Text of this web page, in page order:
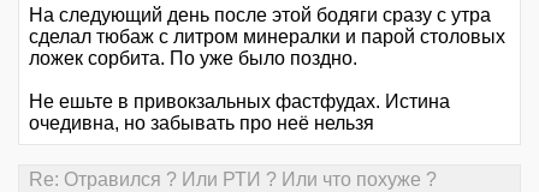
На следующий день после этой бодяги сразу с утра
сделал тюбаж с литром минералки и парой столовых
ложек сорбита. По уже было поздно.
Не ешьте в привокзальных фастфудах. Истина
очедивна, но забывать про неё нельзя
Re: Отравился ? Или РТИ ? Или что похуже ?